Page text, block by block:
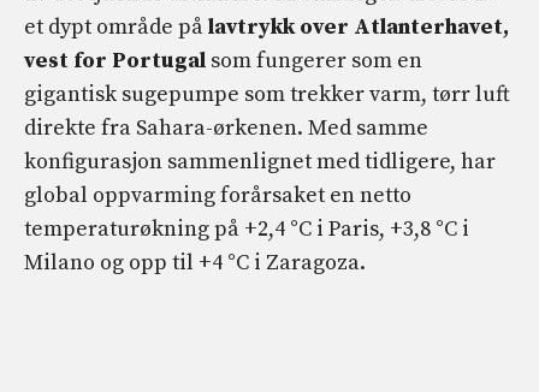
et dypt område pålavtrykk over Atlanterhavet,
vest for Portugal som fungerer som en
gigantisk sugepumpe som trekker varm, tørr luft
direkte fra Sahara-ørkenen. Med samme
konfigurasjon sammenlignet med tidligere, har
global oppvarming forårsaket en netto
temperaturøkning på +2,4 °C i Paris, +3,8 °C i
Milano og opp til +4 °C i Zaragoza.